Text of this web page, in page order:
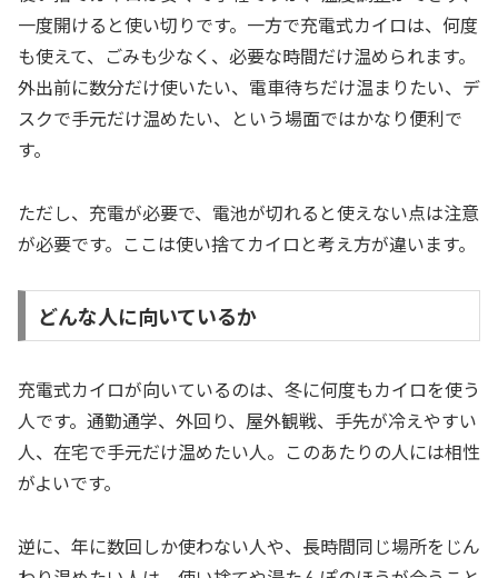
一度開けると使い切りです。一方で充電式カイロは、何度
も使えて、ごみも少なく、必要な時間だけ温められます。
外出前に数分だけ使いたい、電車待ちだけ温まりたい、デ
スクで手元だけ温めたい、という場面ではかなり便利で
す。
ただし、充電が必要で、電池が切れると使えない点は注意
が必要です。ここは使い捨てカイロと考え方が違います。
どんな人に向いているか
充電式カイロが向いているのは、冬に何度もカイロを使う
人です。通勤通学、外回り、屋外観戦、手先が冷えやすい
人、在宅で手元だけ温めたい人。このあたりの人には相性
がよいです。
逆に、年に数回しか使わない人や、長時間同じ場所をじん